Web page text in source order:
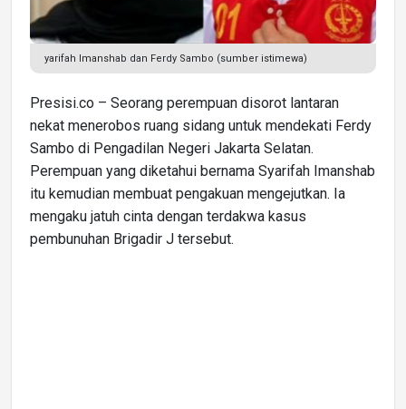
yarifah Imanshab dan Ferdy Sambo (sumber istimewa)
Presisi.co – Seorang perempuan disorot lantaran
nekat menerobos ruang sidang untuk mendekati Ferdy
Sambo di Pengadilan Negeri Jakarta Selatan.
Perempuan yang diketahui bernama Syarifah Imanshab
itu kemudian membuat pengakuan mengejutkan. Ia
mengaku jatuh cinta dengan terdakwa kasus
pembunuhan Brigadir J tersebut.